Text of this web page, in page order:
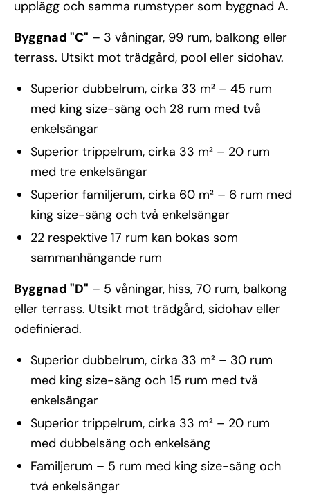
upplägg och samma rumstyper som byggnad A.
Byggnad "C" – 3 våningar, 99 rum, balkong eller
terrass. Utsikt mot trädgård, pool eller sidohav.
Superior dubbelrum, cirka 33 m² – 45 rum
med king size-säng och 28 rum med två
enkelsängar
Superior trippelrum, cirka 33 m² – 20 rum
med tre enkelsängar
Superior familjerum, cirka 60 m² – 6 rum med
king size-säng och två enkelsängar
22 respektive 17 rum kan bokas som
sammanhängande rum
Byggnad "D" – 5 våningar, hiss, 70 rum, balkong
eller terrass. Utsikt mot trädgård, sidohav eller
odefinierad.
Superior dubbelrum, cirka 33 m² – 30 rum
med king size-säng och 15 rum med två
enkelsängar
Superior trippelrum, cirka 33 m² – 20 rum
med dubbelsäng och enkelsäng
Familjerum – 5 rum med king size-säng och
två enkelsängar